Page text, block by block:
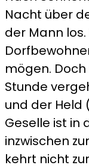
Nacht über
der Mann
mögen.
Stunde
und der Held
Geselle ist in
inzwischen
kehrt nicht